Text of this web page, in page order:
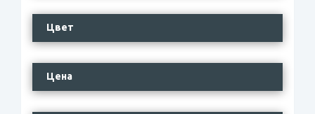
Цвет
Цена